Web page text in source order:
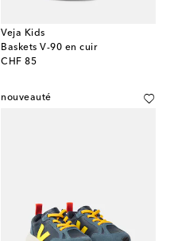
Veja Kids
Baskets V-90 en cuir
CHF 85
original price
nouveauté